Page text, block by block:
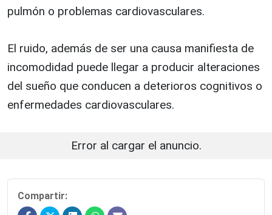
pulmón o problemas cardiovasculares.
El ruido, además de ser una causa manifiesta de
incomodidad puede llegar a producir alteraciones
del sueño que conducen a deterioros cognitivos o
enfermedades cardiovasculares.
Error al cargar el anuncio.
Compartir: